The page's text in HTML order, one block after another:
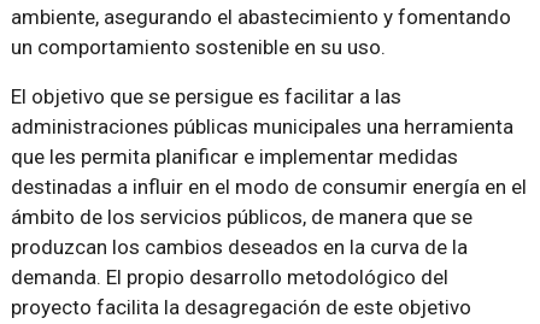
ambiente, asegurando el abastecimiento y fomentando
un comportamiento sostenible en su uso.
El objetivo que se persigue es facilitar a las
administraciones públicas municipales una herramienta
que les permita planificar e implementar medidas
destinadas a influir en el modo de consumir energía en el
ámbito de los servicios públicos, de manera que se
produzcan los cambios deseados en la curva de la
demanda. El propio desarrollo metodológico del
proyecto facilita la desagregación de este objetivo